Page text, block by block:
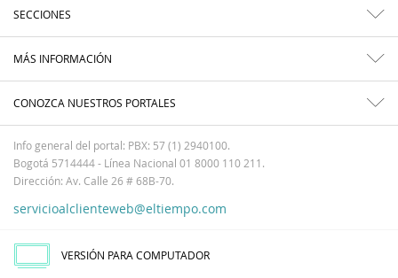
SECCIONES
MÁS INFORMACIÓN
CONOZCA NUESTROS PORTALES
Info general del portal: PBX: 57 (1) 2940100.
Bogotá 5714444 - Línea Nacional 01 8000 110 211.
Dirección: Av. Calle 26 # 68B-70.
servicioalclienteweb@eltiempo.com
VERSIÓN PARA COMPUTADOR